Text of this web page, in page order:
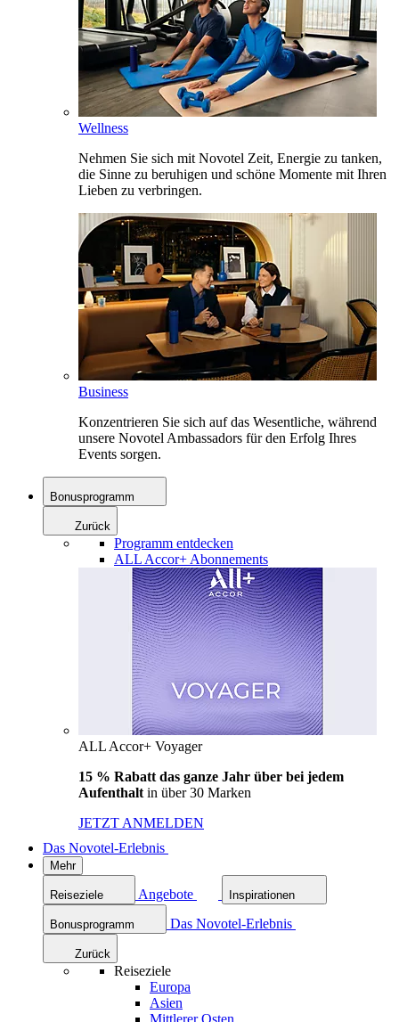
Wellness
Nehmen Sie sich mit Novotel Zeit, Energie zu tanken,
die Sinne zu beruhigen und schöne Momente mit Ihren
Lieben zu verbringen.
Business
Konzentrieren Sie sich auf das Wesentliche, während
unsere Novotel Ambassadors für den Erfolg Ihres
Events sorgen.
Bonusprogramm
Zurück
Programm entdecken
ALL Accor+ Abonnements
ALL Accor+ Voyager
15 % Rabatt das ganze Jahr über bei jedem
Aufenthalt in über 30 Marken
JETZT ANMELDEN
Das Novotel-Erlebnis
Mehr
Reiseziele Angebote Inspirationen
Bonusprogramm Das Novotel-Erlebnis
Zurück
Reiseziele
Europa
Asien
Mittlerer Osten